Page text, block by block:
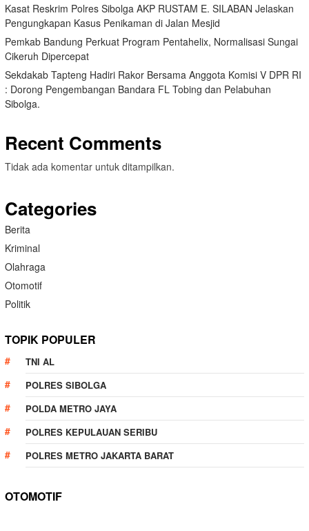
Kasat Reskrim Polres Sibolga AKP RUSTAM E. SILABAN Jelaskan
Pengungkapan Kasus Penikaman di Jalan Mesjid
Pemkab Bandung Perkuat Program Pentahelix, Normalisasi Sungai
Cikeruh Dipercepat
Sekdakab Tapteng Hadiri Rakor Bersama Anggota Komisi V DPR RI
: Dorong Pengembangan Bandara FL Tobing dan Pelabuhan
Sibolga.
Recent Comments
Tidak ada komentar untuk ditampilkan.
Categories
Berita
Kriminal
Olahraga
Otomotif
Politik
TOPIK POPULER
TNI AL
POLRES SIBOLGA
POLDA METRO JAYA
POLRES KEPULAUAN SERIBU
POLRES METRO JAKARTA BARAT
OTOMOTIF